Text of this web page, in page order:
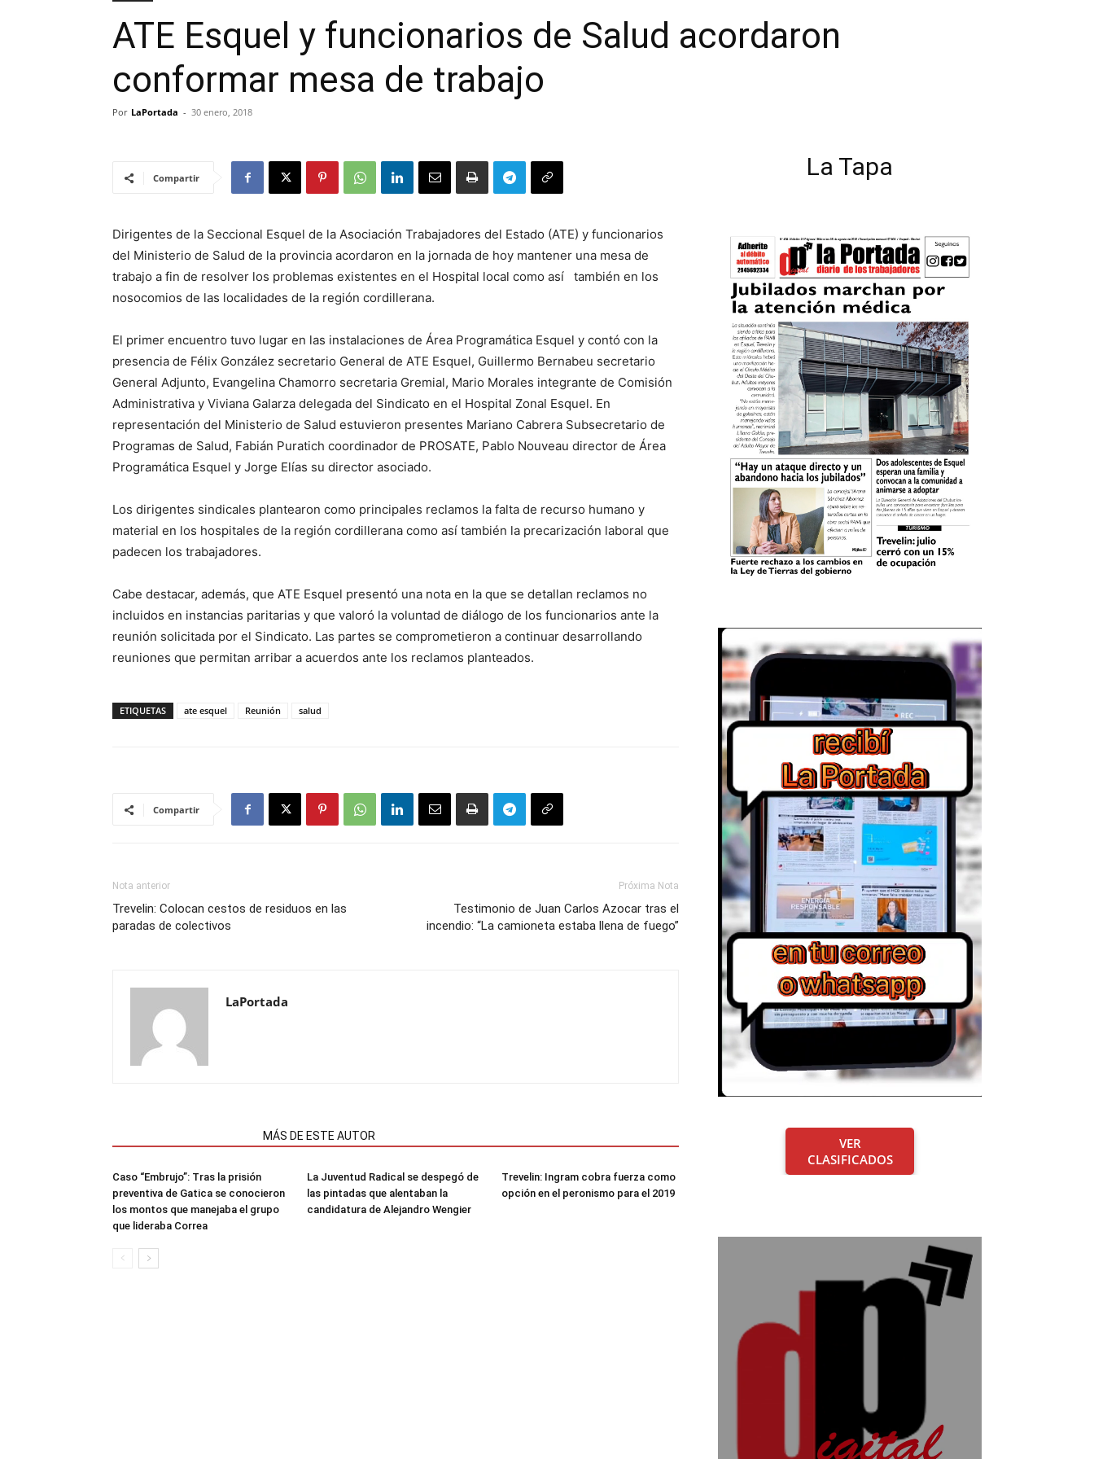
ATE Esquel y funcionarios de Salud acordaron
conformar mesa de trabajo
Por LaPortada - 30 enero, 2018
Compartir
Dirigentes de la Seccional Esquel de la Asociación Trabajadores del Estado (ATE) y funcionarios
del Ministerio de Salud de la provincia acordaron en la jornada de hoy mantener una mesa de
trabajo a fin de resolver los problemas existentes en el Hospital local como así también en los
nosocomios de las localidades de la región cordillerana.
El primer encuentro tuvo lugar en las instalaciones de Área Programática Esquel y contó con la
presencia de Félix González secretario General de ATE Esquel, Guillermo Bernabeu secretario
General Adjunto, Evangelina Chamorro secretaria Gremial, Mario Morales integrante de Comisión
Administrativa y Viviana Galarza delegada del Sindicato en el Hospital Zonal Esquel. En
representación del Ministerio de Salud estuvieron presentes Mariano Cabrera Subsecretario de
Programas de Salud, Fabián Puratich coordinador de PROSATE, Pablo Nouveau director de Área
Programática Esquel y Jorge Elías su director asociado.
Los dirigentes sindicales plantearon como principales reclamos la falta de recurso humano y
material en los hospitales de la región cordillerana como así también la precarización laboral que
padecen los trabajadores.
Cabe destacar, además, que ATE Esquel presentó una nota en la que se detallan reclamos no
incluidos en instancias paritarias y que valoró la voluntad de diálogo de los funcionarios ante la
reunión solicitada por el Sindicato. Las partes se comprometieron a continuar desarrollando
reuniones que permitan arribar a acuerdos ante los reclamos planteados.
ETIQUETAS ate esquel Reunión salud
Compartir
Nota anterior
Trevelin: Colocan cestos de residuos en las
paradas de colectivos
Próxima Nota
Testimonio de Juan Carlos Azocar tras el
incendio: “La camioneta estaba llena de fuego”
LaPortada
MÁS DE ESTE AUTOR
Caso “Embrujo”: Tras la prisión
preventiva de Gatica se conocieron
los montos que manejaba el grupo
que lideraba Correa
La Juventud Radical se despegó de
las pintadas que alentaban la
candidatura de Alejandro Wengier
Trevelin: Ingram cobra fuerza como
opción en el peronismo para el 2019
La Tapa
VER
CLASIFICADOS